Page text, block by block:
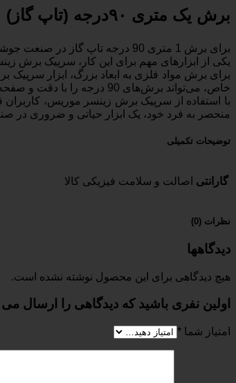
برش یک متری ۹۰درجه (تاپ گاز)
برای برش 1 متری 90 درجه تاپ گاز در صنعت جوشکاری، ابزارهای پیشرفته و حرفه‌ای مورد نیاز هستند.
یکی از ابزارهای مهم برای این کار، سرپیک برش زینسر
برای برش مواد فلزی به ابعاد بزرگ، ابزار
خاص، می‌تواند برش‌های 90 درجه را با دقت و صفحه‌بندی مناسب انجام دهد.
منحصر به فرد خود، یک ابزار حیاتی و ضروری در
توضیحات تکمیلی
گارانتی اصالت و سلامت فیزیکی کالا
نظرات (0)
دیدگاهها
هیچ دیدگاهی برای این محصول نوشته نشده است.
اولین نفری باشید که دیدگاهی را ارسال می کنید
امتیاز شما *